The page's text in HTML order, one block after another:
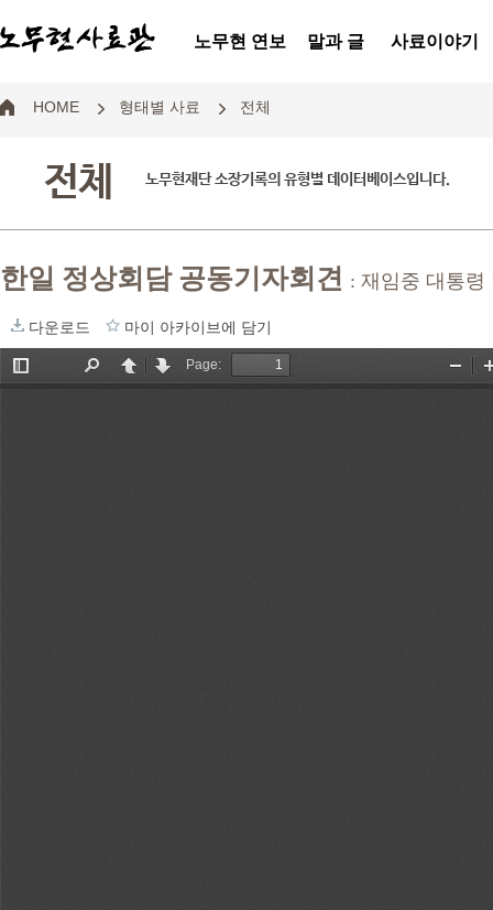
노무현 연보 말과 글 사료이야기
HOME 형태별 사료 전체
전체 노무현재단 소장기록의 유형별 데이터베이스입니다.
한일 정상회담 공동기자회견 : 재임중 대통령
다운로드 마이 아카이브에 담기